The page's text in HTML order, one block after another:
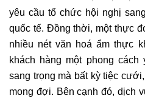
yêu cầu tổ chức hội nghị
quốc tế. Đồng thời, một thực
nhiều nét văn hoá ẩm thực
khách hàng một phong
sang trọng mà bất kỳ tiệc
mong đợi. Bên cạnh đó, dịch